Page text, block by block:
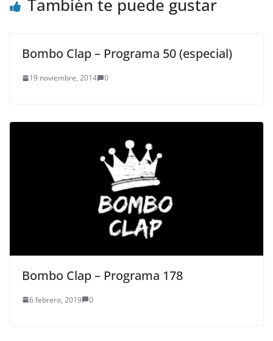
También te puede gustar
Bombo Clap – Programa 50 (especial)
19 noviembre, 2014 0
Bombo Clap – Programa 178
6 febrero, 2019 0